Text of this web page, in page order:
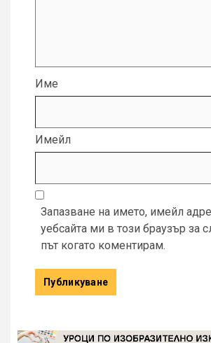
Име
Имейл
Запазване на името, имейл
уебсайта ми в този браузър за
път когато коментирам.